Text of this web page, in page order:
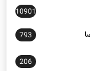
793
206